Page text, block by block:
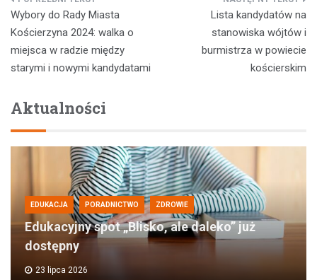
Nawigacja
wpisu
Wybory do Rady Miasta
Kościerzyna 2024: walka o
miejsca w radzie między
starymi i nowymi kandydatami
Lista kandydatów na
stanowiska wójtów i
burmistrza w powiecie
kościerskim
Aktualności
EDUKACJA PORADNICTWO ZDROWIE
Edukacyjny spot „Blisko, ale daleko” już
dostępny
23 lipca 2026